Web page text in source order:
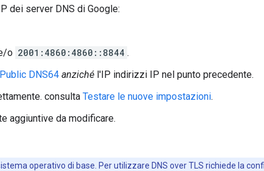
dei server DNS di Google:
o 2001:4860:4860::8844 .
DNS64 anziché l'IP indirizzi IP nel punto precedente.
consulta Testare le nuove impostazioni.
aggiuntive da modificare.
operativo di base. Per utilizzare DNS over TLS richiede la